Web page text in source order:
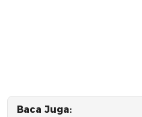
Baca Juga: